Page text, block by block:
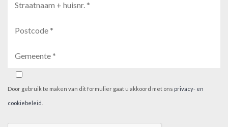
Door gebruik te maken van dit formulier gaat u akkoord met ons privacy- en
cookiebeleid